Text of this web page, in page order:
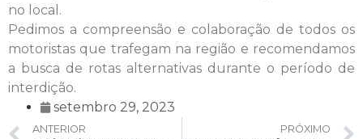
no local.
Pedimos a compreensão e colaboração de todos os
motoristas que trafegam na região e recomendamos
a busca de rotas alternativas durante o período de
interdição.
setembro 29, 2023
ANTERIOR
PRÓXIMO